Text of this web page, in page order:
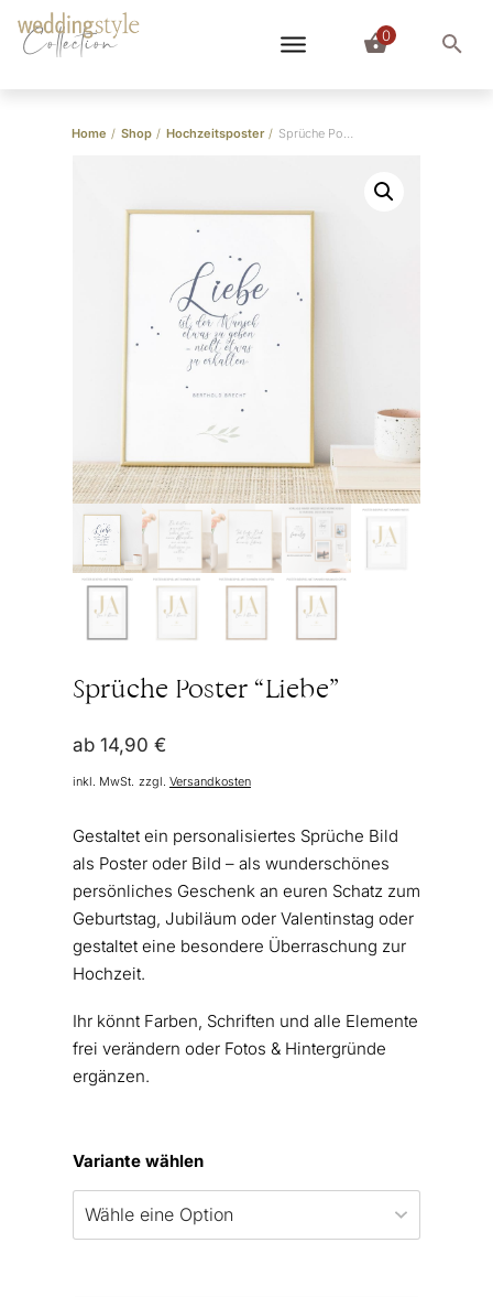
Collection 0
Home / Shop / Hochzeitsposter / Sprüche Poster “Liebe”
Sprüche Poster “Liebe”
ab 14,90 €
inkl. MwSt. zzgl. Versandkosten
Gestaltet ein personalisiertes Sprüche Bild
als Poster oder Bild – als wunderschönes
persönliches Geschenk an euren Schatz zum
Geburtstag, Jubiläum oder Valentinstag oder
gestaltet eine besondere Überraschung zur
Hochzeit.
Ihr könnt Farben, Schriften und alle Elemente
frei verändern oder Fotos & Hintergründe
ergänzen.
Variante wählen